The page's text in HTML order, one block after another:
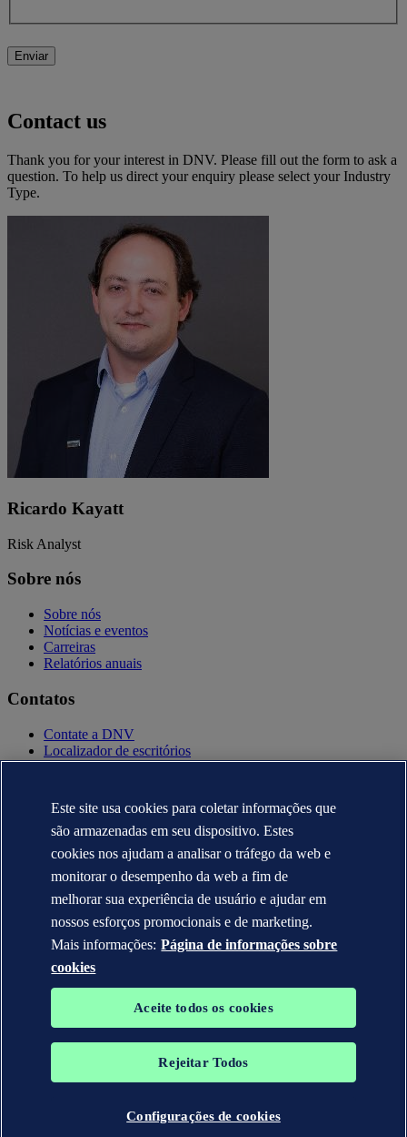
Enviar
Contact us
Thank you for your interest in DNV. Please fill out the form to ask a
question. To help us direct your enquiry please select your Industry
Type.
Ricardo Kayatt
Risk Analyst
Sobre nós
Sobre nós
Notícias e eventos
Carreiras
Relatórios anuais
Contatos
Contate a DNV
Localizador de escritórios
Contatos para imprensa
Política de privacidade
Termo de uso
Copyright © DNV AS 2025
Informação sobre cookies
As marcas registradas DNV GL®, DNV®, Horizon Graphic e Det
Norske Veritas. Todos os direitos reservados.
Este site usa cookies para coletar informações que
são armazenadas em seu dispositivo. Estes
cookies nos ajudam a analisar o tráfego da web e
monitorar o desempenho da web a fim de
melhorar sua experiência de usuário e ajudar em
nossos esforços promocionais e de marketing.
Mais informações: Página de informações sobre
cookies
Aceite todos os cookies
Rejeitar Todos
Configurações de cookies